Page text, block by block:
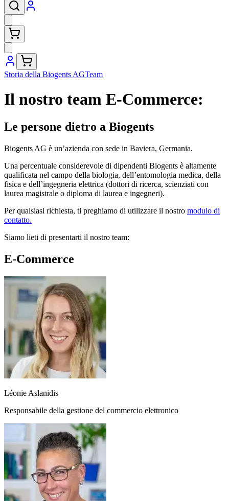
Storia della Biogents AGTeam
Il nostro team E-Commerce:
Le persone dietro a Biogents
Biogents AG è un’azienda con sede in Baviera, Germania.
Una percentuale considerevole di dipendenti Biogents è altamente
qualificata nel campo della biologia, dell’entomologia medica, della
fisica e dell’ingegneria elettrica (dottori di ricerca, scienziati con
laurea magistrale o diploma di laurea e ingegneri).
Per qualsiasi richiesta, ti preghiamo di utilizzare il nostro modulo di
contatto.
Siamo lieti di presentarti il nostro team:
E-Commerce
Léonie Aslanidis
Responsabile della gestione del commercio elettronico